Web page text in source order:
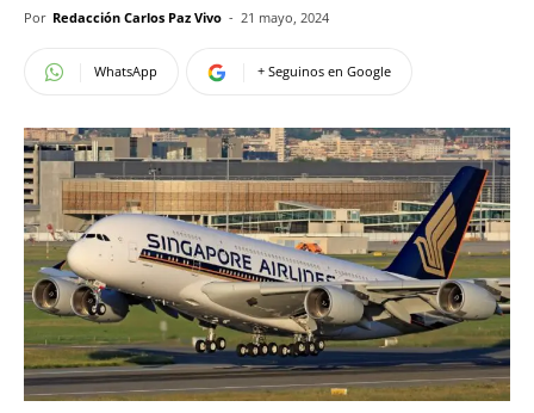
Por Redacción Carlos Paz Vivo - 21 mayo, 2024
WhatsApp + Seguinos en Google